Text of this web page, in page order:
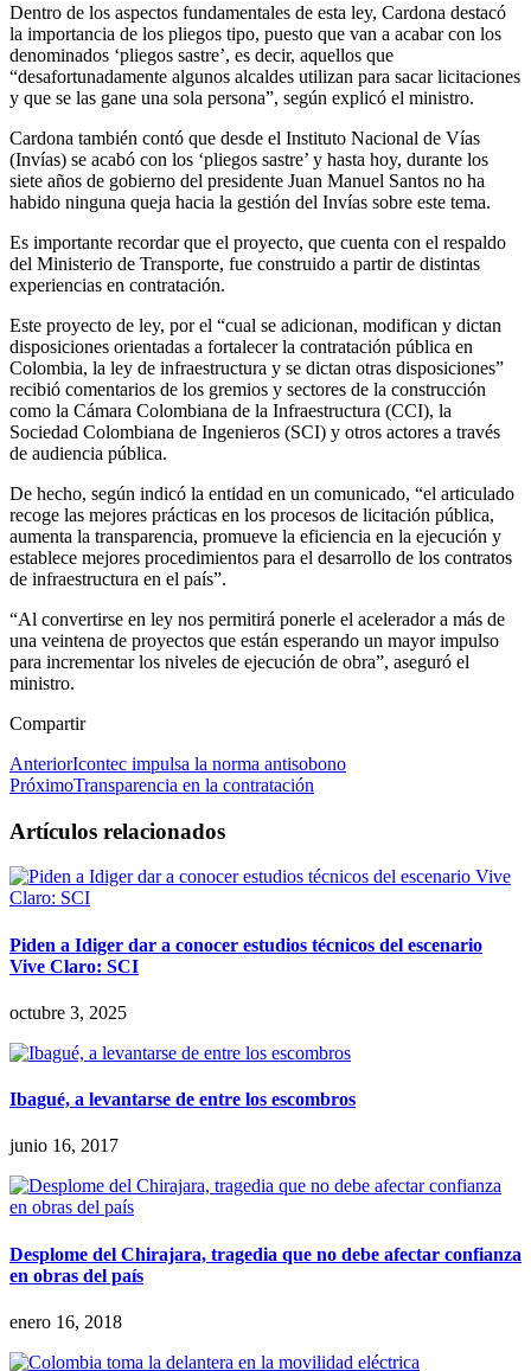
Dentro de los aspectos fundamentales de esta ley, Cardona destacó
la importancia de los pliegos tipo, puesto que van a acabar con los
denominados ‘pliegos sastre’, es decir, aquellos que
“desafortunadamente algunos alcaldes utilizan para sacar licitaciones
y que se las gane una sola persona”, según explicó el ministro.
Cardona también contó que desde el Instituto Nacional de Vías
(Invías) se acabó con los ‘pliegos sastre’ y hasta hoy, durante los
siete años de gobierno del presidente Juan Manuel Santos no ha
habido ninguna queja hacia la gestión del Invías sobre este tema.
Es importante recordar que el proyecto, que cuenta con el respaldo
del Ministerio de Transporte, fue construido a partir de distintas
experiencias en contratación.
Este proyecto de ley, por el “cual se adicionan, modifican y dictan
disposiciones orientadas a fortalecer la contratación pública en
Colombia, la ley de infraestructura y se dictan otras disposiciones”
recibió comentarios de los gremios y sectores de la construcción
como la Cámara Colombiana de la Infraestructura (CCI), la
Sociedad Colombiana de Ingenieros (SCI) y otros actores a través
de audiencia pública.
De hecho, según indicó la entidad en un comunicado, “el articulado
recoge las mejores prácticas en los procesos de licitación pública,
aumenta la transparencia, promueve la eficiencia en la ejecución y
establece mejores procedimientos para el desarrollo de los contratos
de infraestructura en el país”.
“Al convertirse en ley nos permitirá ponerle el acelerador a más de
una veintena de proyectos que están esperando un mayor impulso
para incrementar los niveles de ejecución de obra”, aseguró el
ministro.
Compartir
AnteriorIcontec impulsa la norma antisobono
PróximoTransparencia en la contratación
Artículos relacionados
Piden a Idiger dar a conocer estudios técnicos del escenario
Vive Claro: SCI
octubre 3, 2025
Ibagué, a levantarse de entre los escombros
junio 16, 2017
Desplome del Chirajara, tragedia que no debe afectar confianza
en obras del país
enero 16, 2018